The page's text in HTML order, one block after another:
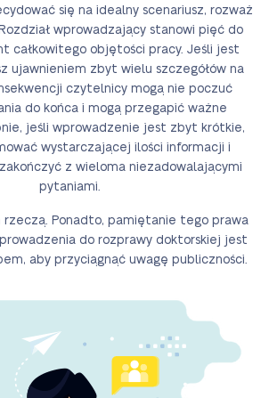
się na idealny scenariusz, rozważ
wprowadzający stanowi pięć do
całkowitego objętości pracy. Jeśli jest
ujawnieniem zbyt wielu szczegółów na
czytelnicy mogą nie poczuć
do końca i mogą przegapić ważne
jeśli wprowadzenie jest zbyt krótkie,
wystarczającej ilości informacji i
z wieloma niezadowalającymi
pytaniami.
rzeczą. Ponadto, pamiętanie tego prawa
do rozprawy doktorskiej jest
aby przyciągnąć uwagę publiczności.